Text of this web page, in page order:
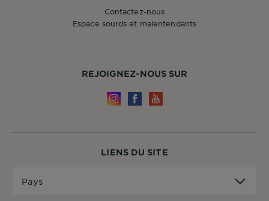
LIENS DU SITE
Pays
REJOIGNEZ-NOUS SUR
Contactez-nous
Espace sourds et malentendants